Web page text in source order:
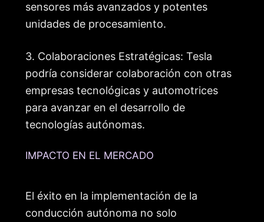
sensores más avanzados y potentes
unidades de procesamiento.
3. Colaboraciones Estratégicas: Tesla
podría considerar colaboración con otras
empresas tecnológicas y automotrices
para avanzar en el desarrollo de
tecnologías autónomas.
IMPACTO EN EL MERCADO
El éxito en la implementación de la
conducción autónoma no solo